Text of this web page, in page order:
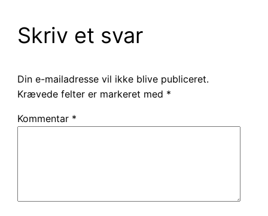
Skriv et svar
Din e-mailadresse vil ikke blive publiceret.
Krævede felter er markeret med *
Kommentar *